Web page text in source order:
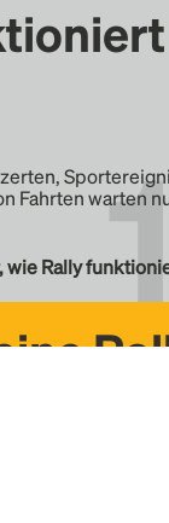
Fahrten warten
wie Rally